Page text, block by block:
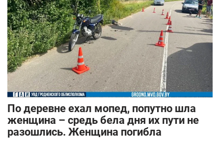
По деревне ехал мопед, попутно шла
женщина – средь бела дня их пути не
разошлись. Женщина погибла